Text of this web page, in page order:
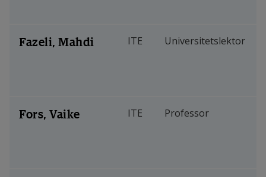
Fazeli, Mahdi ITE Universitetslektor
Fors, Vaike ITE Professor